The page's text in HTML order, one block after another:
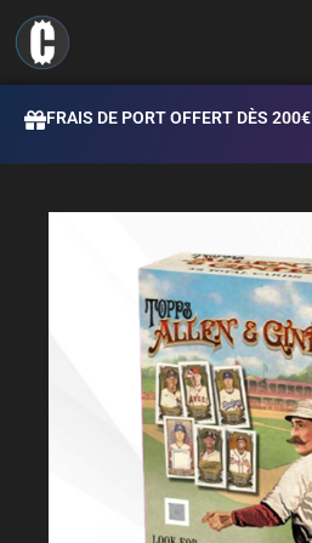
FRAIS DE PORT OFFERT DÈS 200€